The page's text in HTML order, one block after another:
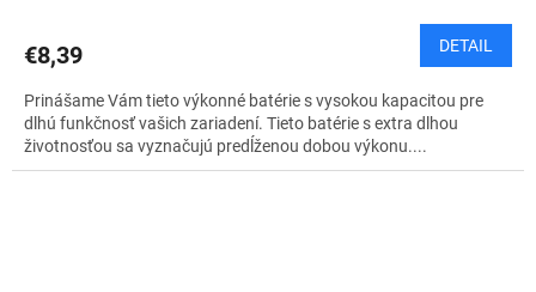
€8,39 DETAIL
Prinášame Vám tieto výkonné batérie s vysokou kapacitou pre
dlhú funkčnosť vašich zariadení. Tieto batérie s extra dlhou
životnosťou sa vyznačujú predĺženou dobou výkonu....